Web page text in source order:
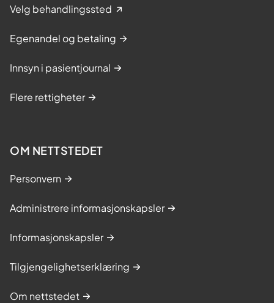
Velg behandlingssted
Egenandel og betaling
Innsyn i pasientjournal
Flere rettigheter
OM NETTSTEDET
Personvern
Administrere informasjonskapsler
Informasjonskapsler
Tilgjengelighetserklæring
Om nettstedet